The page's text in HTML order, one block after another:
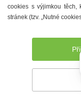
Prohlášení o
cookies s výjimkou těch,
stránek (tzv. „Nutné